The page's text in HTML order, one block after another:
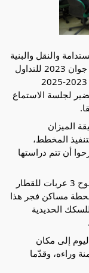
والنقل والبنية
التحتية والتهيئة العمرانية جلسة يوم الأربعاء 21 جوان 2023 للتداول
حول التوجهات الكبرى لمشروع مخطط التنمية 2023-2025
لجلسة الاستماع
الميزان
لتنفيذ المخطط،
أن تتم دراستها
ومن جهة أخرى، وتبعا لحادث انقلاب قاطرة وجنوح 3 عربات للقطار
مساكن فجر هذا
الحديدية
إلى مكان
وراءه، وقدّما